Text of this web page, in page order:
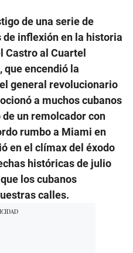
de una serie de
de inflexión en la historia
Castro al Cuartel
que encendió la
general revolucionario
a muchos cubanos
un remolcador con
rumbo a Miami en
en el clímax del éxodo
históricas de julio
los cubanos
calles.